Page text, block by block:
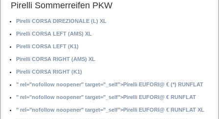
Pirelli Sommerreifen PKW
Pirelli CORSA DIREZIONALE (L) XL
Pirelli CORSA LEFT (AMS) XL
Pirelli CORSA LEFT (K1)
Pirelli CORSA RIGHT (AMS) XL
Pirelli CORSA RIGHT (K1)
" rel="nofollow noopener" target="_self">Pirelli EUFORI@ € (*) RUNFLAT
" rel="nofollow noopener" target="_self">Pirelli EUFORI@ € RUNFLAT
" rel="nofollow noopener" target="_self">Pirelli EUFORI@ € RUNFLAT XL